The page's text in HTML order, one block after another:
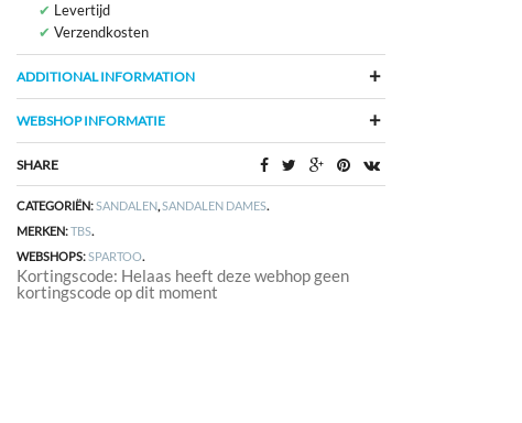
Levertijd
Verzendkosten
ADDITIONAL INFORMATION
WEBSHOP INFORMATIE
SHARE
CATEGORIËN:SANDALEN,SANDALEN DAMES.
MERKEN:TBS.
WEBSHOPS:SPARTOO.
Kortingscode: Helaas heeft deze webhop geen
kortingscode op dit moment